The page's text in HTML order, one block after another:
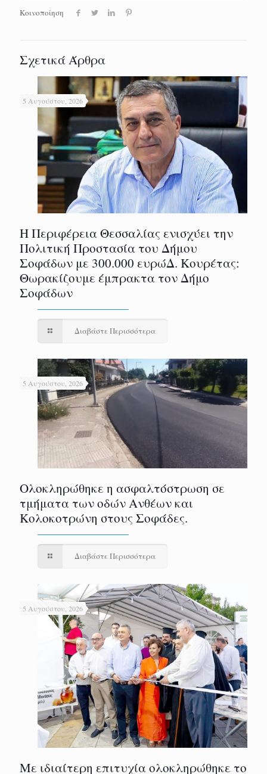
Κοινοποίηση
Σχετικά Άρθρα
5 Αυγούστου, 2026
Η Περιφέρεια Θεσσαλίας ενισχύει την
Πολιτική Προστασία του Δήμου
Σοφάδων με 300.000 ευρώΔ. Κουρέτας:
Θωρακίζουμε έμπρακτα τον Δήμο
Σοφάδων
Διαβάστε Περισσότερα
5 Αυγούστου, 2026
Ολοκληρώθηκε η ασφαλτόστρωση σε
τμήματα των οδών Ανθέων και
Κολοκοτρώνη στους Σοφάδες.
Διαβάστε Περισσότερα
5 Αυγούστου, 2026
Με ιδιαίτερη επιτυχία ολοκληρώθηκε το